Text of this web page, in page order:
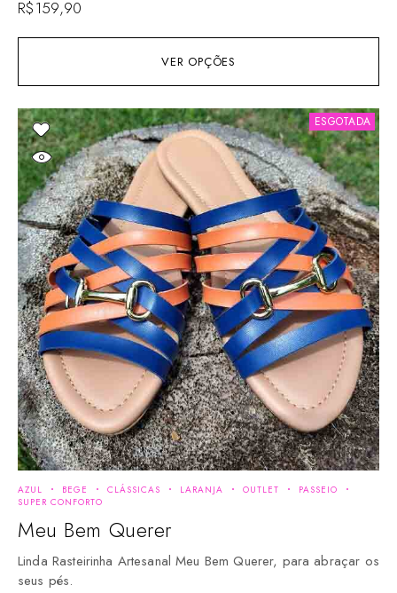
VER OPÇÕES
R$159,90
ESGOTADA
AZUL BEGE CLÁSSICAS LARANJA OUTLET
PASSEIO
SUPER CONFORTO
Meu Bem Querer
Linda Rasteirinha Artesanal Meu Bem Querer, para abraçar os
seus pés.